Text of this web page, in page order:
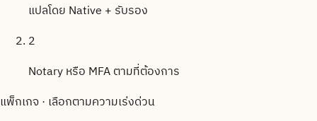
แปลโดย Native + รับรอง
2
Notary หรือ MFA ตามที่ต้องการ
แพ็กเกจ · เลือกตามความเร่งด่วน